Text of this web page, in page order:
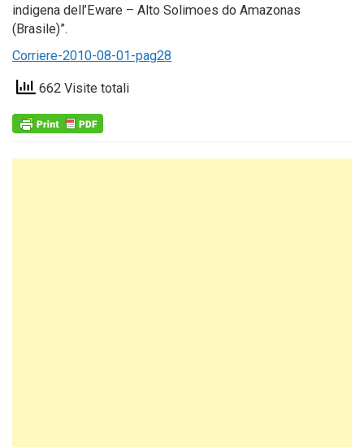
indigena dell’Eware – Alto Solimoes do Amazonas
(Brasile)”.
Corriere-2010-08-01-pag28
662 Visite totali